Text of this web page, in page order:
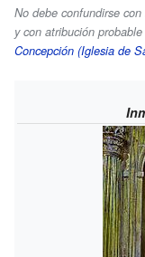
No debe confundirse
y con atribución
Concepción (Iglesia de